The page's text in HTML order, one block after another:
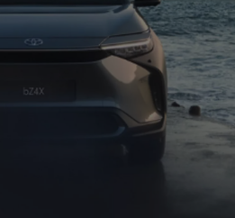
Korzyści z posiadania hybrydy